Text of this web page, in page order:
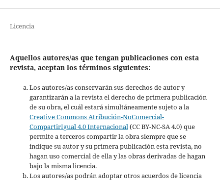
Licencia
Aquellos autores/as que tengan publicaciones con esta
revista, aceptan los términos siguientes:
Los autores/as conservarán sus derechos de autor y
garantizarán a la revista el derecho de primera publicación
de su obra, el cuál estará simultáneamente sujeto a la
Creative Commons Atribución-NoComercial-
CompartirIgual 4.0 Internacional(CC BY-NC-SA 4.0) que
permite a terceros compartir la obra siempre que se
indique su autor y su primera publicación esta revista, no
hagan uso comercial de ella y las obras derivadas de hagan
bajo la misma licencia.
Los autores/as podrán adoptar otros acuerdos de licencia